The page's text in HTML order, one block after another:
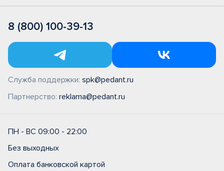
8 (800) 100-39-13
Служба поддержки: spk@pedant.ru
Партнерство: reklama@pedant.ru
ПН - ВС 09:00 - 22:00
Без выходных
Оплата банковской картой